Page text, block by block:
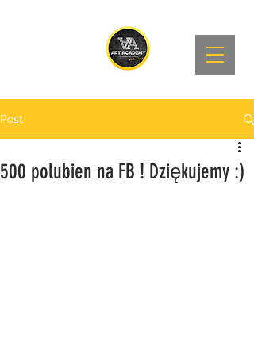
Post
500 polubien na FB ! Dziękujemy :)